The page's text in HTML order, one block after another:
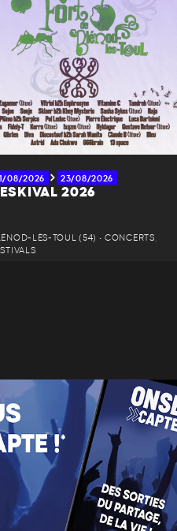
08/2026 23/08/2026
2026
LÈS-TOUL (54) • CONCERTS,